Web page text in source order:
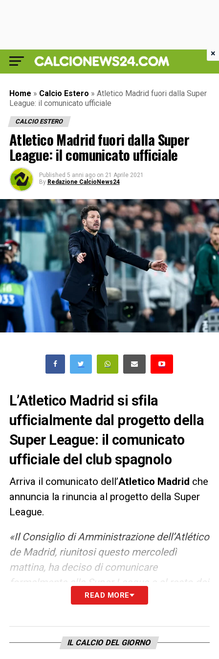
Home » Calcio Estero » Atletico Madrid fuori dalla Super
League: il comunicato ufficiale
CALCIO ESTERO
Atletico Madrid fuori dalla Super
League: il comunicato ufficiale
Published 5 anni ago on 21 Aprile 2021
By Redazione CalcioNews24
L’Atletico Madrid si sfila
ufficialmente dal progetto della
Super League: il comunicato
ufficiale del club spagnolo
Arriva il comunicato dell’Atletico Madrid che
annuncia la rinuncia al progetto della Super
League.
«Il Consiglio di Amministrazione dell’Atlético
de Madrid, riunitosi questo mercoledì
mattina, ha deciso di comunicare
formalmente alla Super League e al resto dei
club fondatori la propria decisione di non
adesione al progetto. L’Atlético de Madrid
ha deciso lunedì scorso di aderire a questo
READ MORE
IL CALCIO DEL GIORNO
×